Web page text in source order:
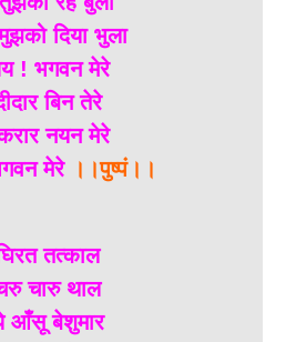
दिया भुला
! भगवन मेरे
बिन तेरे
नयन मेरे
मेरे ।।पुष्पं।।
तत्काल
चारु थाल
आँसू बेशुमार